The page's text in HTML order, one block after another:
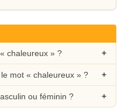
chaleureux » ?
mot « chaleureux » ?
ou féminin ?